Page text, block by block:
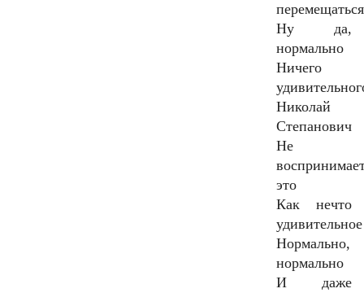
перемещаться
Ну да,
нормально
Ничего
Николай
Степанович
Не
это
Как нечто
удивительное
Нормально,
нормально
И даже